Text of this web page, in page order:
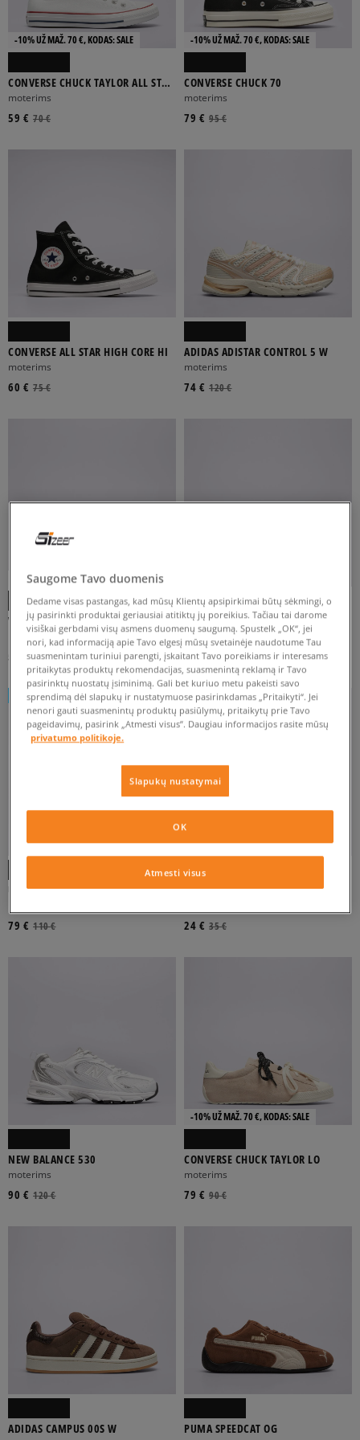
Rodyti daugiau
34 34,5
AUKSINĖ DAUGIASPALVĖ GELTONA
ATŽYMĖTI VISUS
-10% UŽ MAŽ. 70 €, KODAS: SALE
CONVERSE CHUCK TAYLOR ALL STAR
OX
moterims
70 €
59 €
-10% UŽ MAŽ. 70 €, KODAS: SALE
CONVERSE CHUCK 70
moterims
95 €
79 €
CONVERSE ALL STAR HIGH CORE HI
moterims
75 €
60 €
ADIDAS ADISTAR CONTROL 5 W
moterims
120 €
74 €
-10% UŽ MAŽ. 70 €, KODAS: SALE
VANS OLD SKOOL
moterims
85 €
59 €
NAKED WOLFE ADORED
moterims
260 €
209 €
NEW
UGG W GOLDENGLOW
110 €
79 €
-10% UŽ MAŽ. 70 €, KODAS: SALE
NIKE VICTORI ONE SLIDES
35 €
24 €
NEW BALANCE 530
moterims
120 €
90 €
-10% UŽ MAŽ. 70 €, KODAS: SALE
CONVERSE CHUCK TAYLOR LO
moterims
90 €
79 €
ADIDAS CAMPUS 00S W PUMA SPEEDCAT OG
Saugome Tavo duomenis
Dedame visas pastangas, kad mūsų Klientų apsipirkimai būtų sėkmingi, o
jų pasirinkti produktai geriausiai atitiktų jų poreikius. Tačiau tai darome
visiškai gerbdami visų asmens duomenų saugumą. Spustelk „OK“, jei
nori, kad informaciją apie Tavo elgesį mūsų svetainėje naudotume Tau
suasmenintam turiniui parengti, įskaitant Tavo poreikiams ir interesams
pritaikytas produktų rekomendacijas, suasmenintą reklamą ir Tavo
pasirinktų nuostatų įsiminimą. Gali bet kuriuo metu pakeisti savo
sprendimą dėl slapukų ir nustatymuose pasirinkdamas „Pritaikyti“. Jei
nenori gauti suasmenintų produktų pasiūlymų, pritaikytų prie Tavo
pageidavimų, pasirink „Atmesti visus”. Daugiau informacijos rasite mūsų
privatumo politikoje.
Slapukų nustatymai
Atmesti visus
OK